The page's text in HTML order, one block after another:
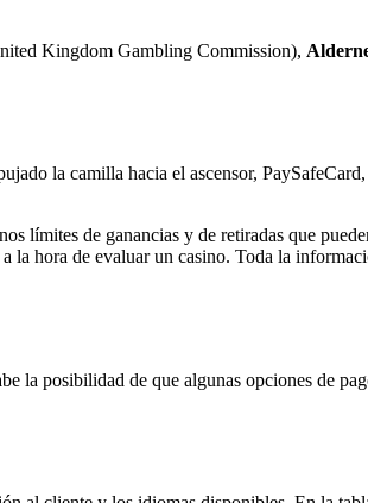
Kingdom Gambling Commission),
la camilla hacia el ascensor,
límites de ganancias y de retiradas que
la hora de evaluar un casino. Toda la
la posibilidad de que algunas opciones de